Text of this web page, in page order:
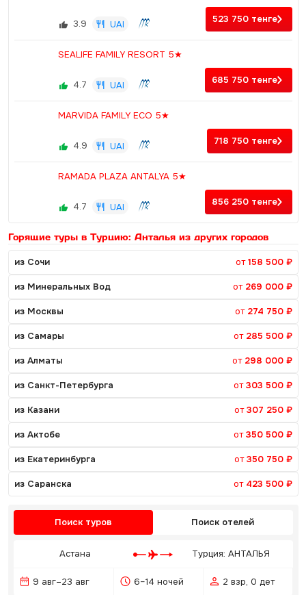
3.9 UAI 523 750 тенге
SEALIFE FAMILY RESORT 5★
4.7 UAI 685 750 тенге
MARVIDA FAMILY ECO 5★
4.9 UAI 718 750 тенге
RAMADA PLAZA ANTALYA 5★
4.7 UAI 856 250 тенге
Горящие туры в Турцию: Анталья из других городов
из Сочи от 158 500 ₽
из Минеральных Вод от 269 000 ₽
из Москвы от 274 750 ₽
из Самары от 285 500 ₽
из Алматы от 298 000 ₽
из Санкт-Петербурга от 303 500 ₽
из Казани от 307 250 ₽
из Актобе от 350 500 ₽
из Екатеринбурга от 350 750 ₽
из Саранска от 423 500 ₽
Поиск туров Поиск отелей
Астана Турция: АНТАЛЬЯ
9 авг–23 авг 6–14 ночей 2 взр, 0 дет